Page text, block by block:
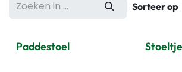
Sorteer op
Paddestoel